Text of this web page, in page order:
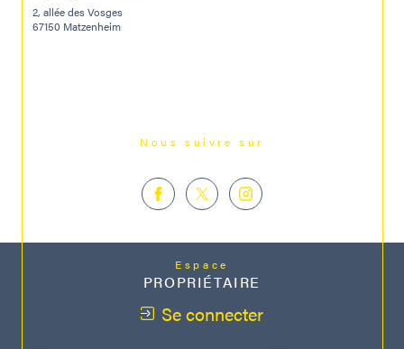
2, allée des Vosges
67150 Matzenheim
Nous suivre sur
Espace
PROPRIÉTAIRE
Se connecter